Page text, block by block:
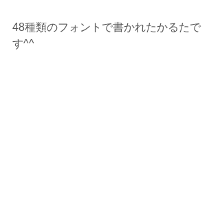
48種類のフォントで書かれたかるたで
す^^